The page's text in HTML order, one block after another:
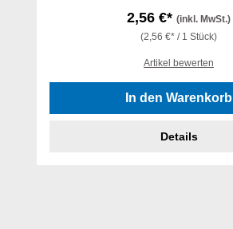
2,56 €* (inkl. MwSt.)
(2,56 €* / 1 Stück)
Artikel bewerten
In den Warenkorb
Details